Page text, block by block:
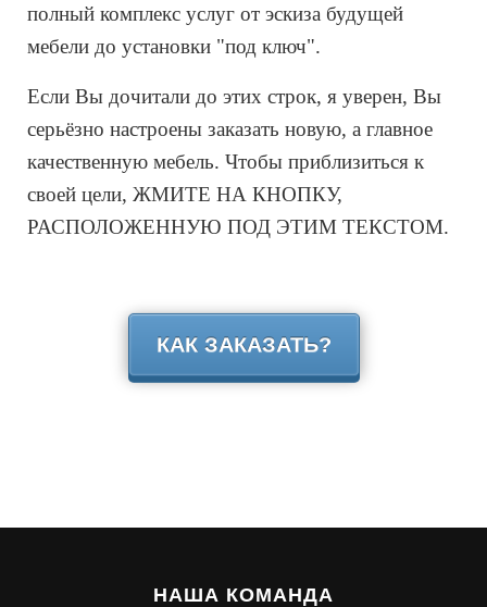
полный комплекс услуг от эскиза будущей
мебели до установки "под ключ".
Если Вы дочитали до этих строк, я уверен, Вы
серьёзно настроены заказать новую, а главное
качественную мебель. Чтобы приблизиться к
своей цели, ЖМИТЕ НА КНОПКУ,
РАСПОЛОЖЕННУЮ ПОД ЭТИМ ТЕКСТОМ.
КАК ЗАКАЗАТЬ?
НАША КОМАНДА